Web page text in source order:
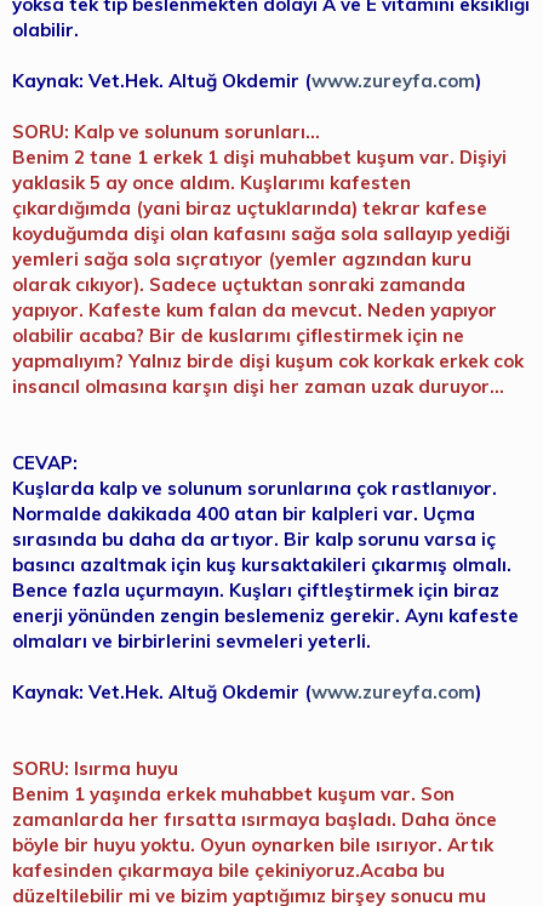
olabilir.
Kaynak: Vet.Hek. Altuğ Okdemir (www.zureyfa.com)
SORU: Kalp ve solunum sorunları...
Benim 2 tane 1 erkek 1 dişi muhabbet kuşum var. Dişiyi
yaklasik 5 ay once aldım. Kuşlarımı kafesten
çıkardığımda (yani biraz uçtuklarında) tekrar kafese
koyduğumda dişi olan kafasını sağa sola sallayıp yediği
yemleri sağa sola sıçratıyor (yemler agzından kuru
olarak cıkıyor). Sadece uçtuktan sonraki zamanda
yapıyor. Kafeste kum falan da mevcut. Neden yapıyor
olabilir acaba? Bir de kuslarımı çiflestirmek için ne
yapmalıyım? Yalnız birde dişi kuşum cok korkak erkek cok
insancıl olmasına karşın dişi her zaman uzak duruyor...
CEVAP:
Kuşlarda kalp ve solunum sorunlarına çok rastlanıyor.
Normalde dakikada 400 atan bir kalpleri var. Uçma
sırasında bu daha da artıyor. Bir kalp sorunu varsa iç
basıncı azaltmak için kuş kursaktakileri çıkarmış olmalı.
Bence fazla uçurmayın. Kuşları çiftleştirmek için biraz
enerji yönünden zengin beslemeniz gerekir. Aynı kafeste
olmaları ve birbirlerini sevmeleri yeterli.
Kaynak: Vet.Hek. Altuğ Okdemir (www.zureyfa.com)
SORU: Isırma huyu
Benim 1 yaşında erkek muhabbet kuşum var. Son
zamanlarda her fırsatta ısırmaya başladı. Daha önce
böyle bir huyu yoktu. Oyun oynarken bile ısırıyor. Artık
kafesinden çıkarmaya bile çekiniyoruz.Acaba bu
düzeltilebilir mi ve bizim yaptığımız birşey sonucu mu